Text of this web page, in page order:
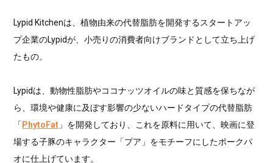
Lypid Kitchenは、植物由来の代替脂肪を開発するスタートアッ
プ企業のLypidが、小売りの消費者向けブランドとして立ち上げ
たもの。
Lypidは、動物性脂肪やココナッツオイルの味と質感を保ちなが
ら、環境や健康に及ぼす影響の少ないハードタイプの代替脂肪
「 PhytoFat 」を開発しており、これを原料に用いて、映画に登
場する子豚のキャラクター「プア」をモチーフにしたポークパ
オに仕上げています。